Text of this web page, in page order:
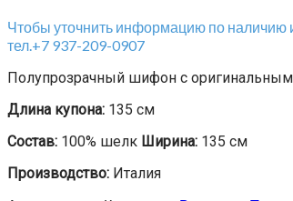
Чтобы уточнить информацию по наличию
тел.+7 937-209-0907
Полупрозрачный шифон с
Длина купона: 135 см
Состав: 100% шелк Ширина: 135 см
Производство: Италия